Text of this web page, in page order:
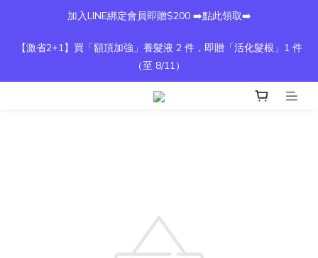
加入LINE綁定會員即贈$200 ➡️點此領取➡️
【激省2+1】買「額頂加強」養髮液 2 件，即贈「活化髮根」1 件
（至 8/11）